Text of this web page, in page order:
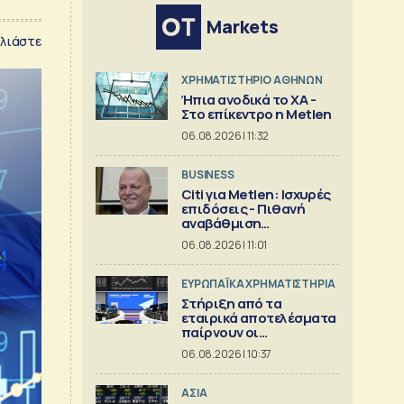
Markets
XΡΗΜΑΤΙΣΤΗΡΙΟ ΑΘΗΝΩΝ
Ήπια ανοδικά το ΧΑ -
Στο επίκεντρο η Metlen
06.08.2026 | 11:32
BUSINESS
Citi για Metlen: Ισχυρές
επιδόσεις - Πιθανή
αναβάθμιση
προβλέψεων
06.08.2026 | 11:01
ΕΥΡΩΠΑΪΚΑ ΧΡΗΜΑΤΙΣΤΗΡΙΑ
Στήριξη από τα
εταιρικά αποτελέσματα
παίρνουν οι
ευρωαγορές
06.08.2026 | 10:37
ΑΣΙΑ